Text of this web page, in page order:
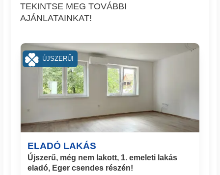
TEKINTSE MEG TOVÁBBI
AJÁNLATAINKAT!
ELADÓ LAKÁS
Újszerű, még nem lakott, 1. emeleti lakás
eladó, Eger csendes részén!
ÚJSZERŰ!